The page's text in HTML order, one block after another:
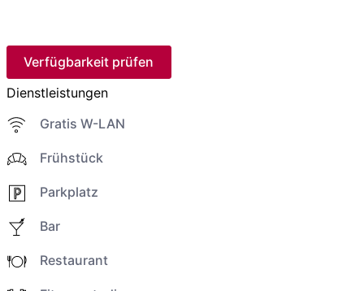
Verfügbarkeit prüfen
Dienstleistungen
Gratis W-LAN
Frühstück
Parkplatz
Bar
Restaurant